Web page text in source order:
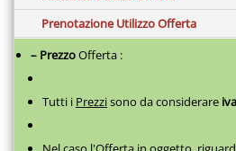
Prenotazione Utilizzo Offerta
– PrezzoOfferta :
Tutti i Prezzisono da considerare